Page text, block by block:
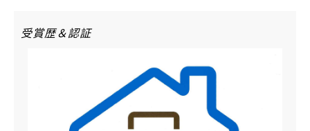
受賞歴＆認証